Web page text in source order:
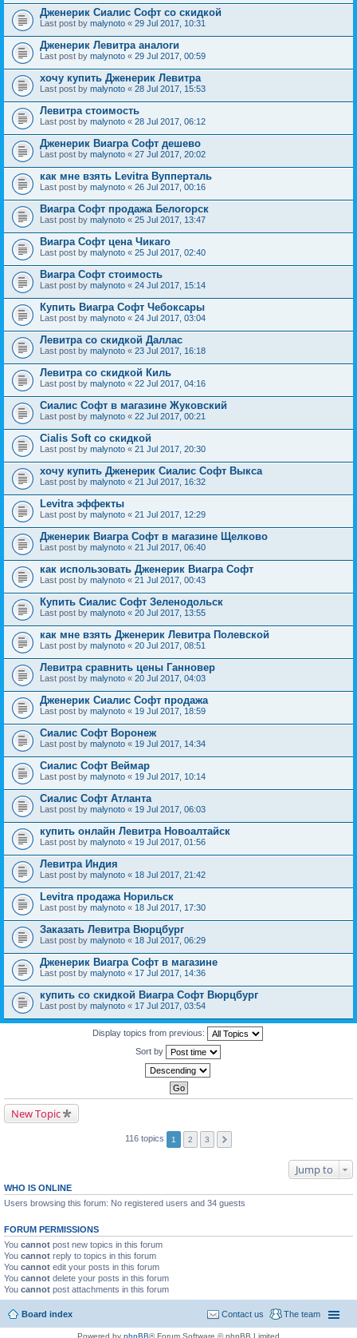
Дженерик Сиалис Софт со скидкой
Last post by malynoto « 29 Jul 2017, 10:31
Дженерик Левитра аналоги
Last post by malynoto « 29 Jul 2017, 00:59
хочу купить Дженерик Левитра
Last post by malynoto « 28 Jul 2017, 15:53
Левитра стоимость
Last post by malynoto « 28 Jul 2017, 06:12
Дженерик Виагра Софт дешево
Last post by malynoto « 27 Jul 2017, 20:02
как мне взять Levitra Вупперталь
Last post by malynoto « 26 Jul 2017, 00:16
Виагра Софт продажа Белогорск
Last post by malynoto « 25 Jul 2017, 13:47
Виагра Софт цена Чикаго
Last post by malynoto « 25 Jul 2017, 02:40
Виагра Софт стоимость
Last post by malynoto « 24 Jul 2017, 15:14
Купить Виагра Софт Чебоксары
Last post by malynoto « 24 Jul 2017, 03:04
Левитра со скидкой Даллас
Last post by malynoto « 23 Jul 2017, 16:18
Левитра со скидкой Киль
Last post by malynoto « 22 Jul 2017, 04:16
Сиалис Софт в магазине Жуковский
Last post by malynoto « 22 Jul 2017, 00:21
Cialis Soft со скидкой
Last post by malynoto « 21 Jul 2017, 20:30
хочу купить Дженерик Сиалис Софт Выкса
Last post by malynoto « 21 Jul 2017, 16:32
Levitra эффекты
Last post by malynoto « 21 Jul 2017, 12:29
Дженерик Виагра Софт в магазине Щелково
Last post by malynoto « 21 Jul 2017, 06:40
как использовать Дженерик Виагра Софт
Last post by malynoto « 21 Jul 2017, 00:43
Купить Сиалис Софт Зеленодольск
Last post by malynoto « 20 Jul 2017, 13:55
как мне взять Дженерик Левитра Полевской
Last post by malynoto « 20 Jul 2017, 08:51
Левитра сравнить цены Ганновер
Last post by malynoto « 20 Jul 2017, 04:03
Дженерик Сиалис Софт продажа
Last post by malynoto « 19 Jul 2017, 18:59
Сиалис Софт Воронеж
Last post by malynoto « 19 Jul 2017, 14:34
Сиалис Софт Веймар
Last post by malynoto « 19 Jul 2017, 10:14
Сиалис Софт Атланта
Last post by malynoto « 19 Jul 2017, 06:03
купить онлайн Левитра Новоалтайск
Last post by malynoto « 19 Jul 2017, 01:56
Левитра Индия
Last post by malynoto « 18 Jul 2017, 21:42
Levitra продажа Норильск
Last post by malynoto « 18 Jul 2017, 17:30
Заказать Левитра Вюрцбург
Last post by malynoto « 18 Jul 2017, 06:29
Дженерик Виагра Софт в магазине
Last post by malynoto « 17 Jul 2017, 14:36
купить со скидкой Виагра Софт Вюрцбург
Last post by malynoto « 17 Jul 2017, 03:54
Display topics from previous:
Sort by
New Topic
116 topics 1 2 3
Jump to
WHO IS ONLINE
Users browsing this forum: No registered users and 34 guests
FORUM PERMISSIONS
You cannot post new topics in this forum
You cannot reply to topics in this forum
You cannot edit your posts in this forum
You cannot delete your posts in this forum
You cannot post attachments in this forum
Board index The team
Contact us
Powered by phpBB® Forum Software © phpBB Limited